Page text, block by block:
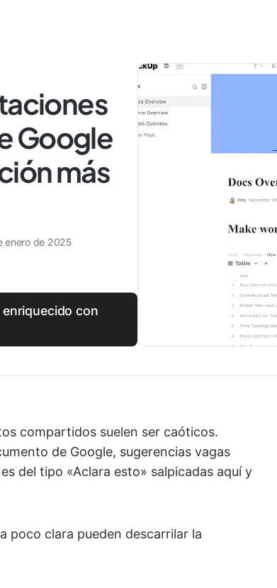
Google
más
enero de 2025
con
compartidos suelen ser caóticos.
de Google, sugerencias vagas
del tipo «Aclara esto» salpicadas aquí y
poco clara pueden descarrilar la